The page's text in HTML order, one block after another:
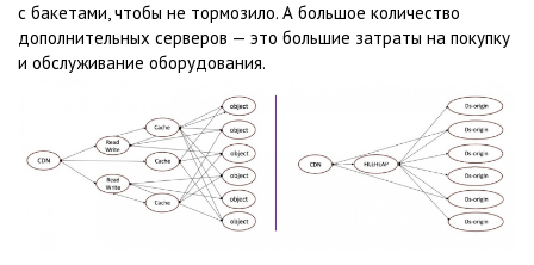
с бакетами, чтобы не тормозило. А большое количество
дополнительных серверов — это большие затраты на покупку
и обслуживание оборудования. ​​